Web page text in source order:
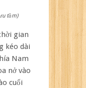
tầm)
gian
kéo dài
Nam
nở vào
cuối